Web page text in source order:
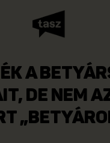
A
DE NEM